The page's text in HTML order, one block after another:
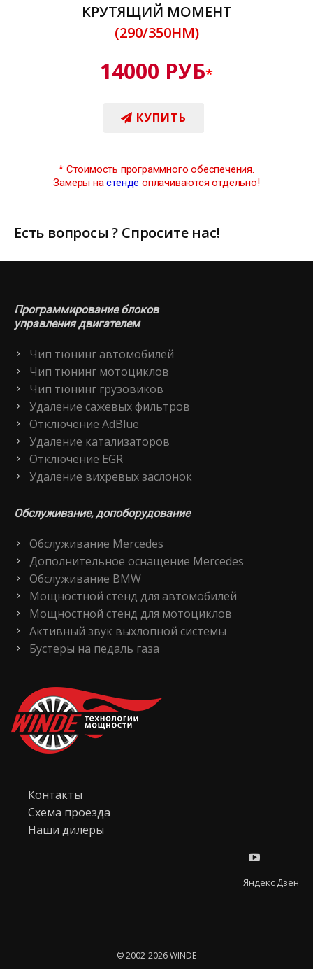
КРУТЯЩИЙ МОМЕНТ
(290/350НМ)
14000 РУБ*
КУПИТЬ
* Стоимость программного обеспечения.
Замеры настенде оплачиваются отдельно!
Есть вопросы ? Спросите нас!
Программирование блоков
управления двигателем
Чип тюнинг автомобилей
Чип тюнинг мотоциклов
Чип тюнинг грузовиков
Удаление сажевых фильтров
Отключение AdBlue
Удаление катализаторов
Отключение EGR
Удаление вихревых заслонок
Обслуживание, допоборудование
Обслуживание Mercedes
Дополнительное оснащение Mercedes
Обслуживание BMW
Мощностной стенд для автомобилей
Мощностной стенд для мотоциклов
Активный звук выхлопной системы
Бустеры на педаль газа
Контакты
Схема проезда
Наши дилеры
Яндекс Дзен
© 2002-2026 WINDE